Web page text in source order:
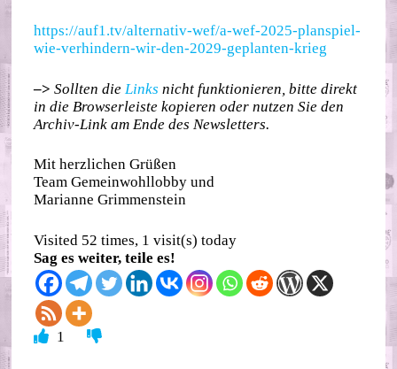
https://auf1.tv/alternativ-wef/a-wef-2025-planspiel-
wie-verhindern-wir-den-2029-geplanten-krieg
–> Sollten die Links nicht funktionieren, bitte direkt
in die Browserleiste kopieren oder nutzen Sie den
Archiv-Link am Ende des Newsletters.
Mit herzlichen Grüßen
Team Gemeinwohllobby und
Marianne Grimmenstein
Visited 52 times, 1 visit(s) today
Sag es weiter, teile es!
1